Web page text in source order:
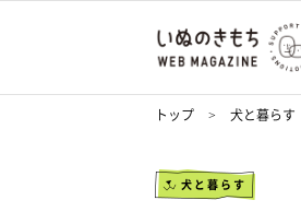
トップ 犬と暮らす
犬と暮らす